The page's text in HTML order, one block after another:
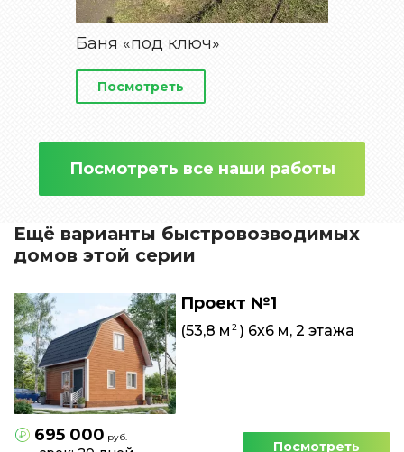
Баня «под ключ»
Посмотреть
Посмотреть все наши работы
Ещё варианты быстровозводимых
домов этой серии
Проект №1
(53,8 м2 ) 6х6 м, 2 этажа
695 000 руб.
Посмотреть